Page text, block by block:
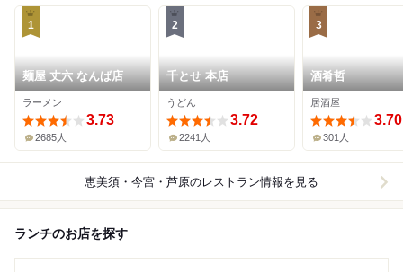
1
麺屋 丈六 なんば店
ラーメン
3.73
2685人
2
千とせ 本店
うどん
3.72
2241人
3
酒肴哲
居酒屋
3.70
301人
恵美須・今宮・芦原のレストラン情報を見る
ランチのお店を探す